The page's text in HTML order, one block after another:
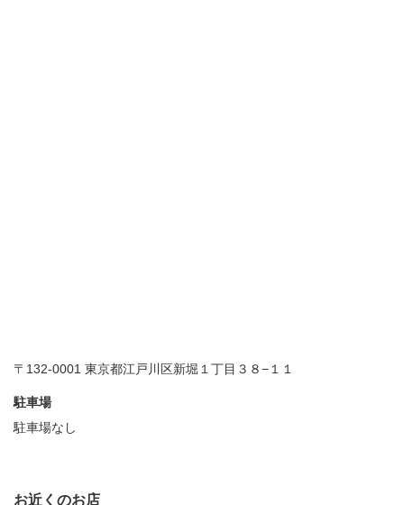
〒132-0001 東京都江戸川区新堀１丁目３８−１１
駐車場
駐車場なし
お近くのお店